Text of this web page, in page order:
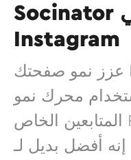
Socinator للنمو الحقيقي
Instagram
عزز نمو صفحتك Instagram بشكل
محرك نمو
المتابعين الخاص Plixiالذي ينتظر الحصول
أفضل بديل لـ